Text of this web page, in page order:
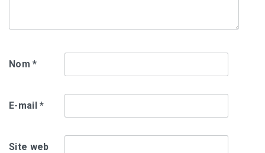
Nom*
E-mail*
Site web